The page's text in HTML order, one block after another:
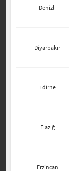
Denizli
Diyarbakır
Edirne
Elazığ
Erzincan